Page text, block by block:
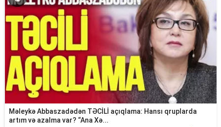
Məleykə Abbaszadədən TƏCİLİ açıqlama: Hansı qruplarda
artım və azalma var? “Ana Xə...